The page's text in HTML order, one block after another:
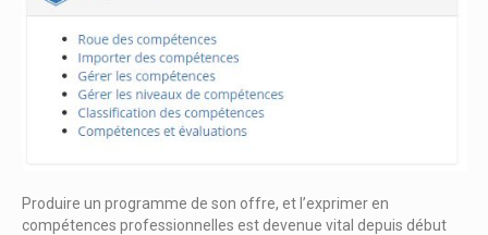
Produire un programme de son offre, et l’exprimer en
compétences professionnelles est devenue vital depuis début